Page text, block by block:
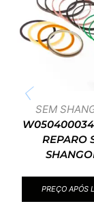
SEM
REPARO
PREÇO APÓS